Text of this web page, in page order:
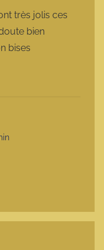
très jolis ces
bien
bises